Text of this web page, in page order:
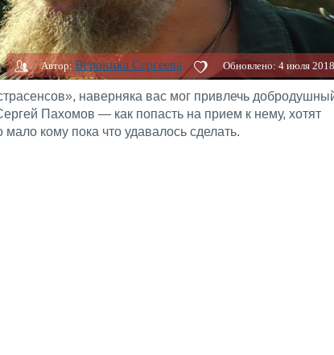
Автор: Вероника Сергеева Обновлено: 4 июля 2018
наверняка вас мог привлечь
Пахомов — как попасть на прием к нему, хотят
кому пока что удавалось сделать.